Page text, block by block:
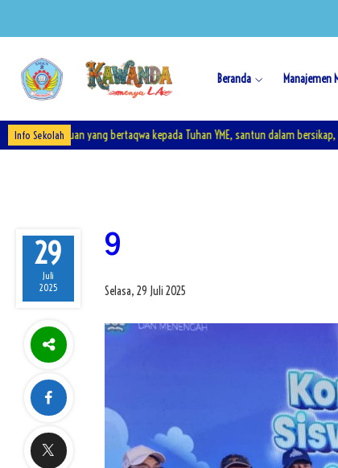
Beranda Manajemen
Info Sekolahyang bertaqwa kepada Tuhan YME, santun dalam bersikap,
29
Juli
2025
9
Selasa, 29 Juli 2025